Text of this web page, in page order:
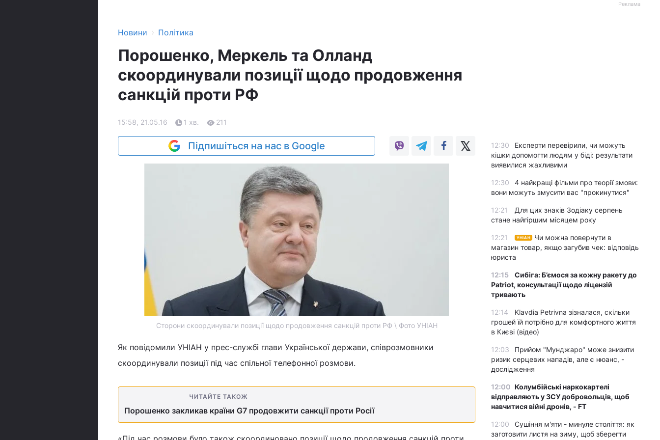
Новини › Політика
Порошенко, Меркель та Олланд
скоординували позиції щодо продовження
санкцій проти РФ
15:58, 21.05.16 1 хв. 211
Підпишіться на нас в Google
Сторони скоординували позиції щодо продовження санкцій проти РФ \ Фото УНІАН
Як повідомили УНІАН у прес-службі глави Української держави, співрозмовники
скоординували позиції під час спільної телефонної розмови.
ЧИТАЙТЕ ТАКОЖ
Порошенко закликав країни G7 продовжити санкції проти Росії
Реклама
12:30
Експерти перевірили, чи можуть
кішки допомогти людям у біді: результати
виявилися жахливими
12:30
4 найкращі фільми про теорії змови:
вони можуть змусити вас "прокинутися"
12:21
Для цих знаків Зодіаку серпень
стане найгіршим місяцем року
12:21 УНІАН
Чи можна повернути в
магазин товар, якщо загубив чек: відповідь
юриста
12:15
Сибіга: Б’ємося за кожну ракету до
Patriot, консультації щодо ліцензій
тривають
12:14
Klavdia Petrivna зізналася, скільки
грошей їй потрібно для комфортного життя
в Києві (відео)
12:03
Прийом "Мунджаро" може знизити
ризик серцевих нападів, але є нюанс, -
дослідження
12:00 Колумбійські наркокартелі
відправляють у ЗСУ добровольців, щоб
навчитися війні дронів, - FT
12:00
Сушіння м'яти - минуле століття: як
заготовити листя на зиму, щоб зберегти